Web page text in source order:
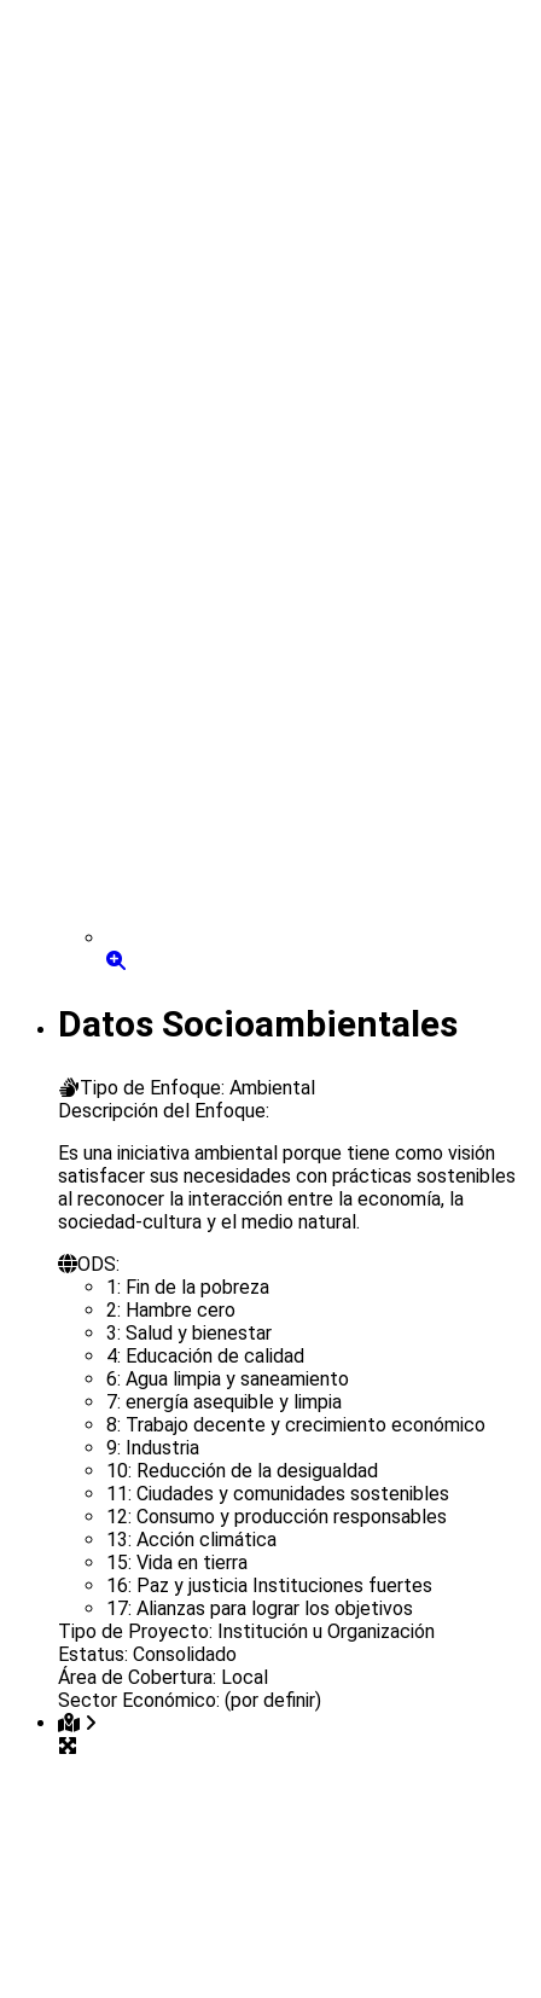
Datos Socioambientales
Tipo de Enfoque: Ambiental
Descripción del Enfoque:
Es una iniciativa ambiental porque tiene como visión
satisfacer sus necesidades con prácticas sostenibles
al reconocer la interacción entre la economía, la
sociedad-cultura y el medio natural.
ODS:
1: Fin de la pobreza
2: Hambre cero
3: Salud y bienestar
4: Educación de calidad
6: Agua limpia y saneamiento
7: energía asequible y limpia
8: Trabajo decente y crecimiento económico
9: Industria
10: Reducción de la desigualdad
11: Ciudades y comunidades sostenibles
12: Consumo y producción responsables
13: Acción climática
15: Vida en tierra
16: Paz y justicia Instituciones fuertes
17: Alianzas para lograr los objetivos
Tipo de Proyecto: Institución u Organización
Estatus: Consolidado
Área de Cobertura: Local
Sector Económico: (por definir)